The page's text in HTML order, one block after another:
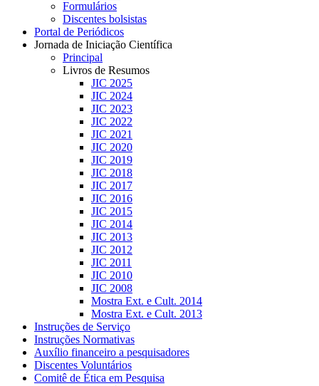
Formulários
Discentes bolsistas
Portal de Periódicos
Jornada de Iniciação Científica
Principal
Livros de Resumos
JIC 2025
JIC 2024
JIC 2023
JIC 2022
JIC 2021
JIC 2020
JIC 2019
JIC 2018
JIC 2017
JIC 2016
JIC 2015
JIC 2014
JIC 2013
JIC 2012
JIC 2011
JIC 2010
JIC 2008
Mostra Ext. e Cult. 2014
Mostra Ext. e Cult. 2013
Instruções de Serviço
Instruções Normativas
Auxílio financeiro a pesquisadores
Discentes Voluntários
Comitê de Ética em Pesquisa